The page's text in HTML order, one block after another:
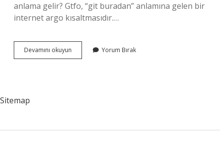
anlama gelir? Gtfo, “git buradan” anlamına gelen bir
internet argo kısaltmasıdır.…
Devamını okuyun
Olmak
Yorum Bırak
Sitemap